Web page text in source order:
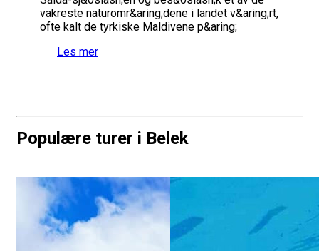
vakreste naturomr&aring;dene i landet v&aring;rt,
ofte kalt de tyrkiske Maldivene p&aring;
Les mer
Populære turer i Belek